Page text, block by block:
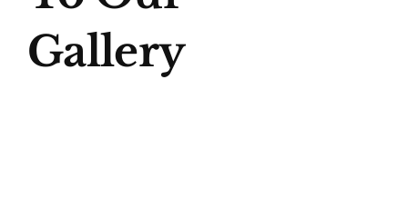
Gallery